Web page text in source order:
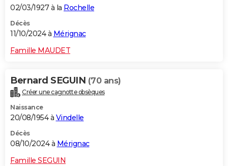
02/03/1927 à la Rochelle
Décès
11/10/2024 à Mérignac
Famille MAUDET
Bernard SEGUIN (70 ans)
Créer une cagnotte obsèques
Naissance
20/08/1954 à Vindelle
Décès
08/10/2024 à Mérignac
Famille SEGUIN